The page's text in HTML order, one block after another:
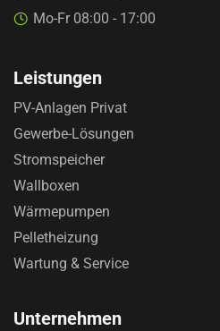
Mo-Fr 08:00 - 17:00
Leistungen
PV-Anlagen Privat
Gewerbe-Lösungen
Stromspeicher
Wallboxen
Wärmepumpen
Pelletheizung
Wartung & Service
Unternehmen